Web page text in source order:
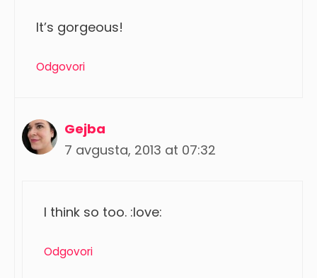
It’s gorgeous!
Odgovori
Gejba
7 avgusta, 2013 at 07:32
I think so too. :love:
Odgovori